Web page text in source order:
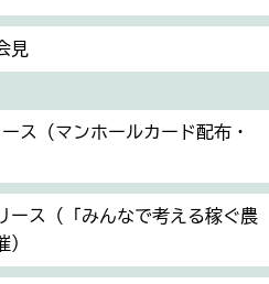
見
ス（マンホールカード配布・
ース（「みんなで考える稼ぐ農